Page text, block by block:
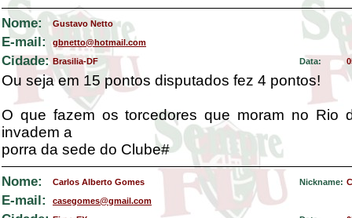
Nome: Gustavo Netto
E-mail: gbnetto@hotmail.com
Cidade: Brasilia-DF Data:
Ou seja em 15 pontos disputados fez 4 pontos!
O que fazem os torcedores que moram no Rio
invadem a
porra da sede do Clube#
Nome: Carlos Alberto Gomes Nickname:
E-mail: casegomes@gmail.com